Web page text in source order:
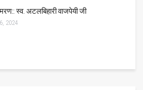
स्व. अटलबिहारी वाजपेयी जी
2024